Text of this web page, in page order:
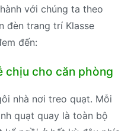
với chúng ta theo
đèn trang trí Klasse
đến:
chịu cho căn phòng
nhà nơi treo quạt. Mỗi
quạt quay là toàn bộ